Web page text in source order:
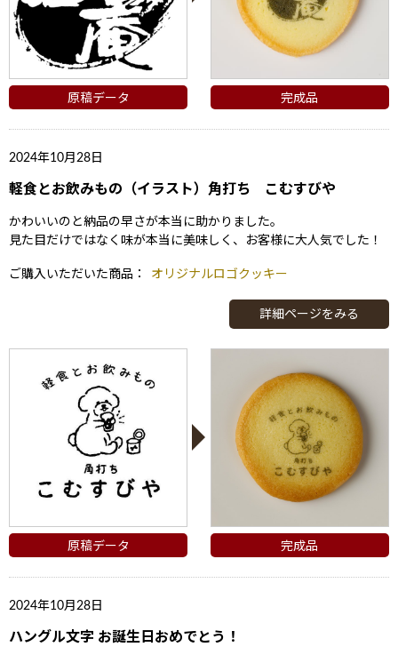
原稿データ 完成品
2024年10月28日
軽食とお飲みもの（イラスト）角打ち こむすびや
かわいいのと納品の早さが本当に助かりました。
見た目だけではなく味が本当に美味しく、お客様に大人気でした！
ご購入いただいた商品： オリジナルロゴクッキー
詳細ページをみる
原稿データ 完成品
2024年10月28日
ハングル文字 お誕生日おめでとう！